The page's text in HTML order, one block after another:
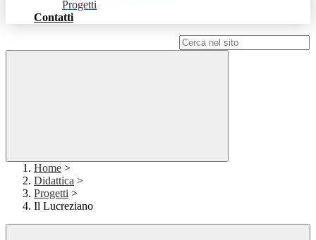
Progetti
Contatti
Home >
Didattica >
Progetti >
Il Lucreziano